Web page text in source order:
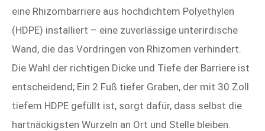
eine Rhizombarriere aus hochdichtem Polyethylen
(HDPE) installiert – eine zuverlässige unterirdische
Wand, die das Vordringen von Rhizomen verhindert.
Die Wahl der richtigen Dicke und Tiefe der Barriere ist
entscheidend; Ein 2 Fuß tiefer Graben, der mit 30 Zoll
tiefem HDPE gefüllt ist, sorgt dafür, dass selbst die
hartnäckigsten Wurzeln an Ort und Stelle bleiben.